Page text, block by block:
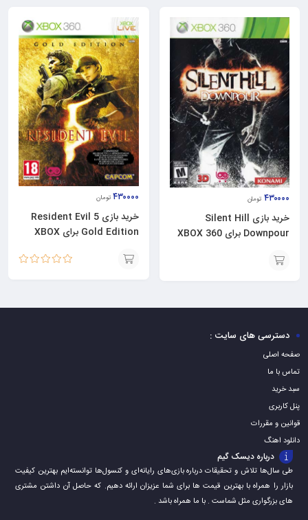
۴۳۰۰۰۰ تومان
خرید بازی Silent Hill
Downpour برای XBOX 360
۴۳۰۰۰۰ تومان
خرید بازی Resident Evil 5
Gold Edition برای XBOX
دسترسی های سایت :
صفحه اصلی
تماس با ما
سبد خرید
پنل کاربری
قوانین و مقررات
دانلود اهنگ
درباره دیسک گیم
طی سال‌ها تلاش و تحقیقات درباره بازی‌های رایانه‌ای و کنسول‌ها توانسته‌ایم بهترین کیفیت
بازار را همراه با بهترین قیمت ها برای شما عزیزان ارائه دهیم. که حاصل آن داشتن مشتری
های بزرگواری مثل شماست . با ما همراه باشد .